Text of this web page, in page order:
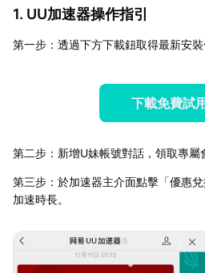
1. UU加速器操作指引
第一步：透過下方下載鈕取得最新安裝
下載免費試
第二步：新增U妹帳號對話，領取專屬
第三步：於加速器主介面點擊「優惠
加速時長。